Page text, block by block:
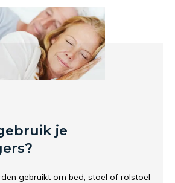
je
gebruikt om bed, stoel of rolstoel